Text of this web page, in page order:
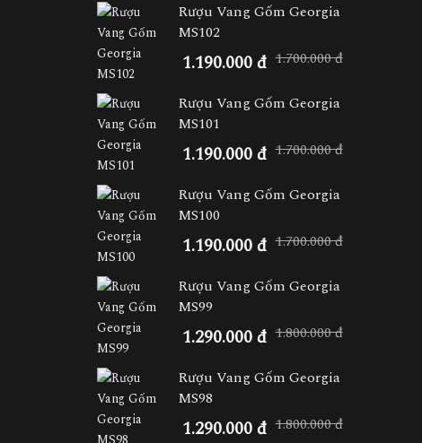
Rượu Vang Gốm Georgia
MS102
1.190.000 đ 1.700.000 đ
Rượu Vang Gốm Georgia
MS101
1.190.000 đ 1.700.000 đ
Rượu Vang Gốm Georgia
MS100
1.190.000 đ 1.700.000 đ
Rượu Vang Gốm Georgia
MS99
1.290.000 đ 1.800.000 đ
Rượu Vang Gốm Georgia
MS98
1.290.000 đ 1.800.000 đ